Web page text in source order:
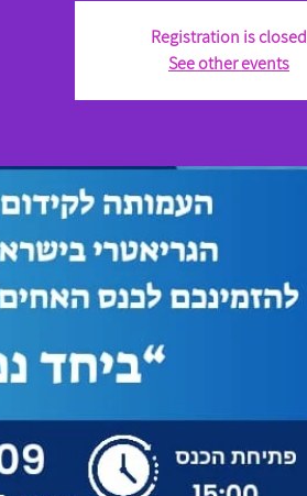
Registration is closed
See other events